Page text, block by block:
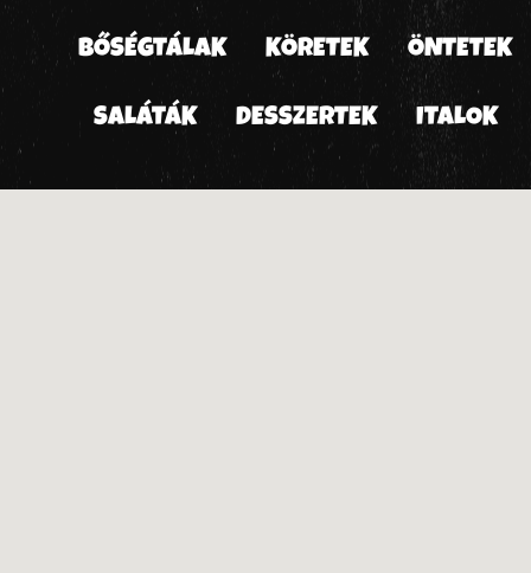
BŐSÉGTÁLAK KÖRETEK ÖNTETEK
SALÁTÁK DESSZERTEK ITALOK